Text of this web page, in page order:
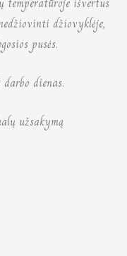
džiovyklėje,
pusės.
dienas.
užsakymą